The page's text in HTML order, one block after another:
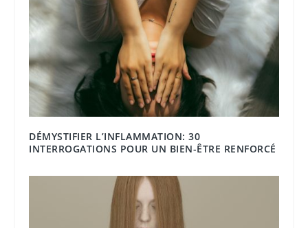
DÉMYSTIFIER L’INFLAMMATION: 30
INTERROGATIONS POUR UN BIEN-ÊTRE RENFORCÉ